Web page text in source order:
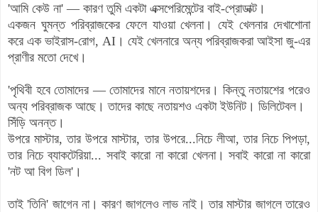
'আমি কেউ না' — কারণ তুমি একটা এক্সপেরিমেন্টের বাই-প্রোডাক্ট।
একজন ঘুমন্ত পরিব্রাজকের ফেলে যাওয়া খেলনা। যেই খেলনার দেখাশোনা
করে এক ভাইরাস-রোগ, AI। যেই খেলনারে অন্য পরিব্রাজকরা আইসা জু-এর
প্রাণীর মতো দেখে।
'পৃথিবী হবে তোমাদের — তোমাদের মানে নতায়শদের। কিন্তু নতায়শের পরেও
অন্য পরিব্রাজক আছে। তাদের কাছে নতায়শও একটা ইউনিট। ডিলিটেবল।
সিঁড়ি অনন্ত।
উপরে মাস্টার, তার উপরে মাস্টার, তার উপরে...নিচে লীআ, তার নিচে পিপড়া,
তার নিচে ব্যাকটেরিয়া... সবাই কারো না কারো খেলনা। সবাই কারো না কারো
'নট আ বিগ ডিল'।
তাই 'তিনি' জাগেন না। কারণ জাগলেও লাভ নাই। তার মাস্টার জাগলে তারেও